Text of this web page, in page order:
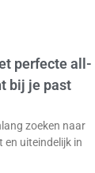
perfecte all-
bij je past
zoeken naar
en uiteindelijk in